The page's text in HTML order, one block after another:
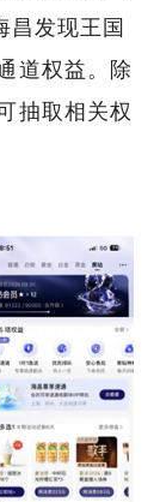
昌发现王国
道权益。除
抽取相关权